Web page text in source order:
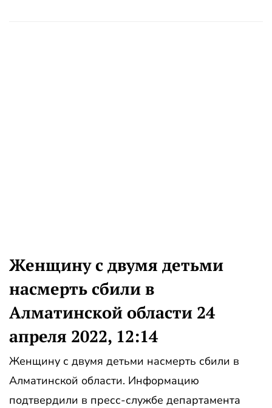
Женщину с двумя детьми
насмерть сбили в
Алматинской области 24
апреля 2022, 12:14
Женщину с двумя детьми насмерть сбили в
Алматинской области. Информацию
подтвердили в пресс-службе департамента